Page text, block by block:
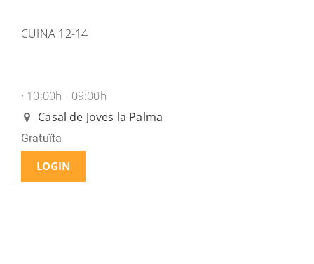
CUINA 12-14
· 10:00h - 09:00h
Casal de Joves la Palma
Gratuïta
LOGIN